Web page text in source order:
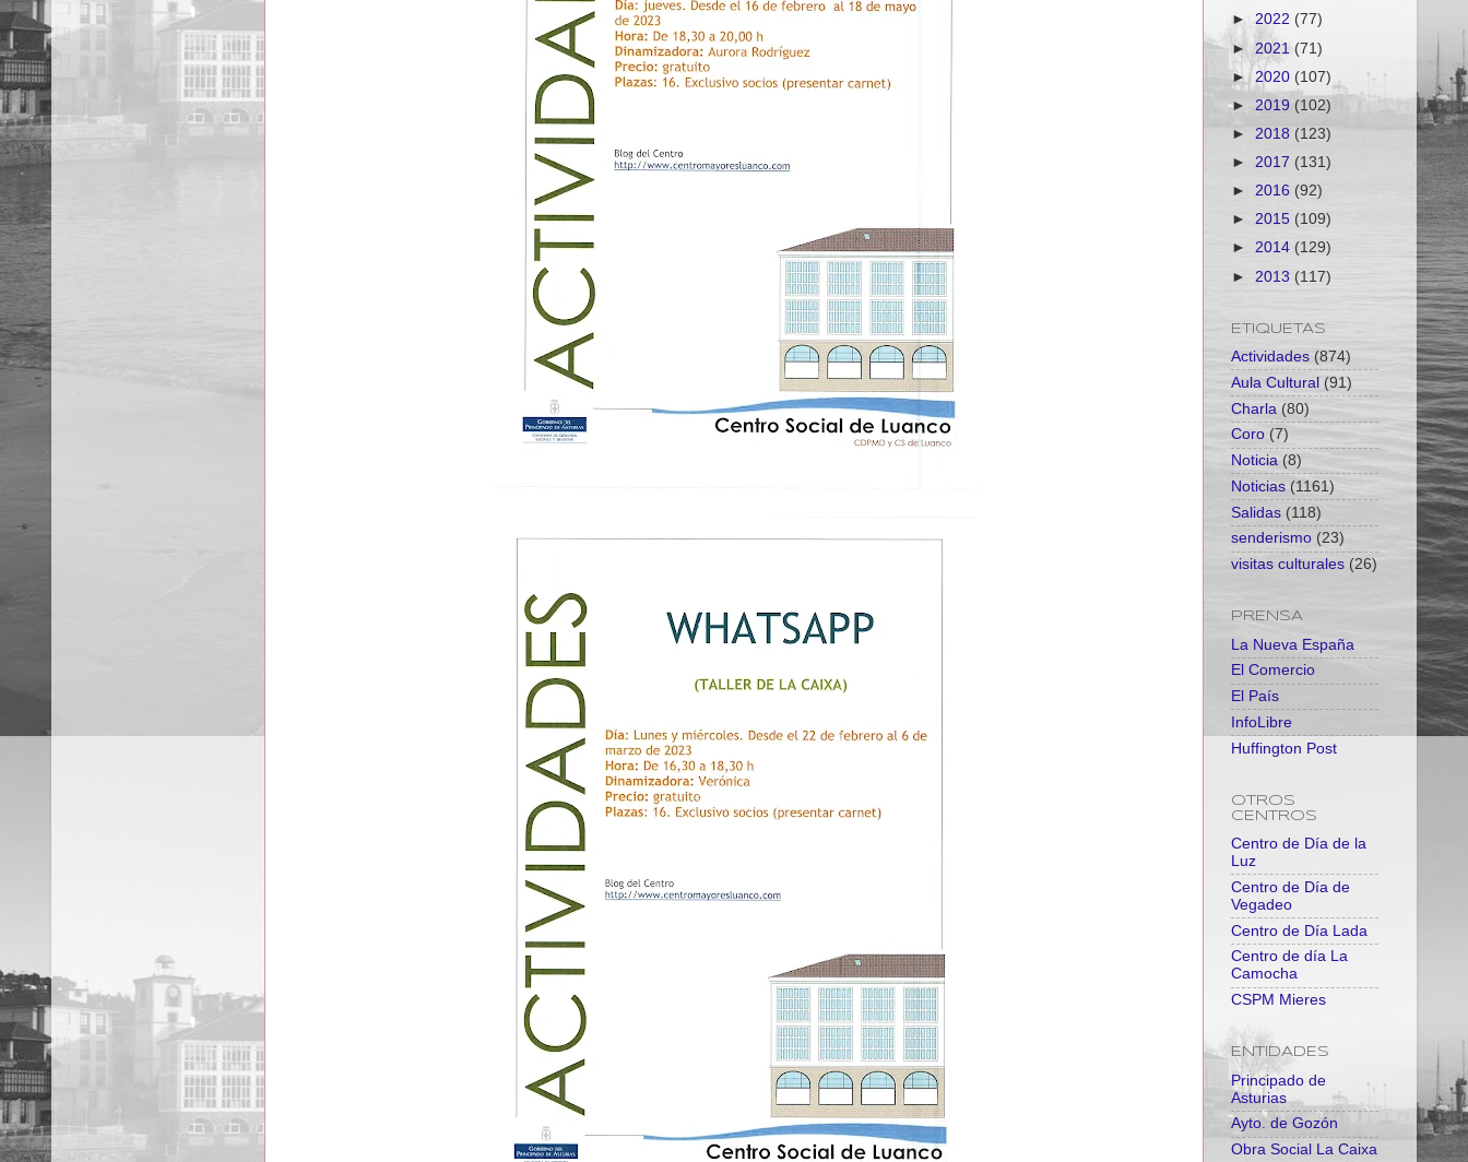
► 2022 (77)
►2021 (71)
► 2020 (107)
► 2019 (102)
► 2018 (123)
► 2017 (131)
► 2016 (92)
► 2015 (109)
► 2014 (129)
► 2013 (117)
ETIQUETAS
Actividades (874)
Aula Cultural (91)
Charla (80)
Coro (7)
Noticia (8)
Noticias (1161)
Salidas (118)
senderismo (23)
visitas culturales (26)
PRENSA
La Nueva España
El Comercio
El País
InfoLibre
Huffington Post
OTROS
CENTROS
Centro de Día de la
Luz
Centro de Día de
Vegadeo
Centro de Día Lada
Centro de día La
Camocha
CSPM Mieres
ENTIDADES
Principado de
Asturias
Ayto. de Gozón
Obra Social La Caixa